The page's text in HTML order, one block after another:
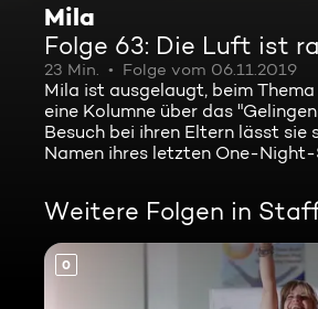
Mila
Folge 63: Die Luft ist
23 Min. Folge vom 06.11.2019
Mila ist ausgelaugt, beim
eine Kolumne über das
Besuch bei ihren Eltern lässt
Namen ihres letzten One-Night-
Weitere Folgen in
0